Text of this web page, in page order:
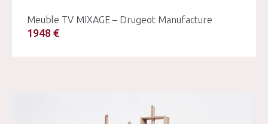
Meuble TV MIXAGE – Drugeot Manufacture
1948 €